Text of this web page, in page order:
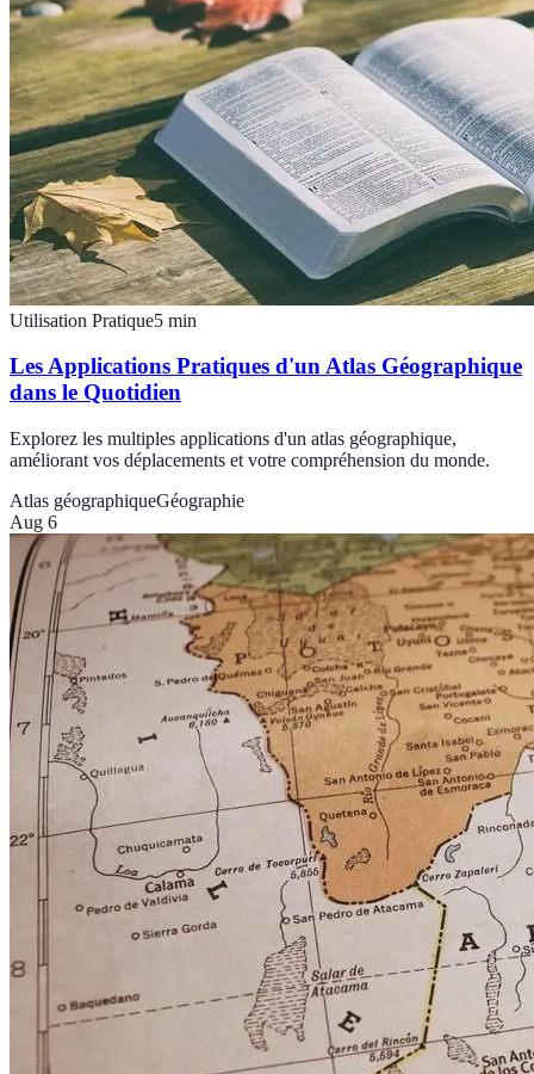
Utilisation Pratique5 min
Les Applications Pratiques d'un Atlas Géographique
dans le Quotidien
Explorez les multiples applications d'un atlas géographique,
améliorant vos déplacements et votre compréhension du monde.
Atlas géographiqueGéographie
Aug 6